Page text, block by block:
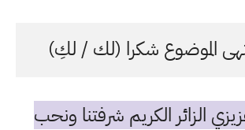
الموضوع شكرا (لك / لكِ)
الزائر الكريم شرفتنا ونحب